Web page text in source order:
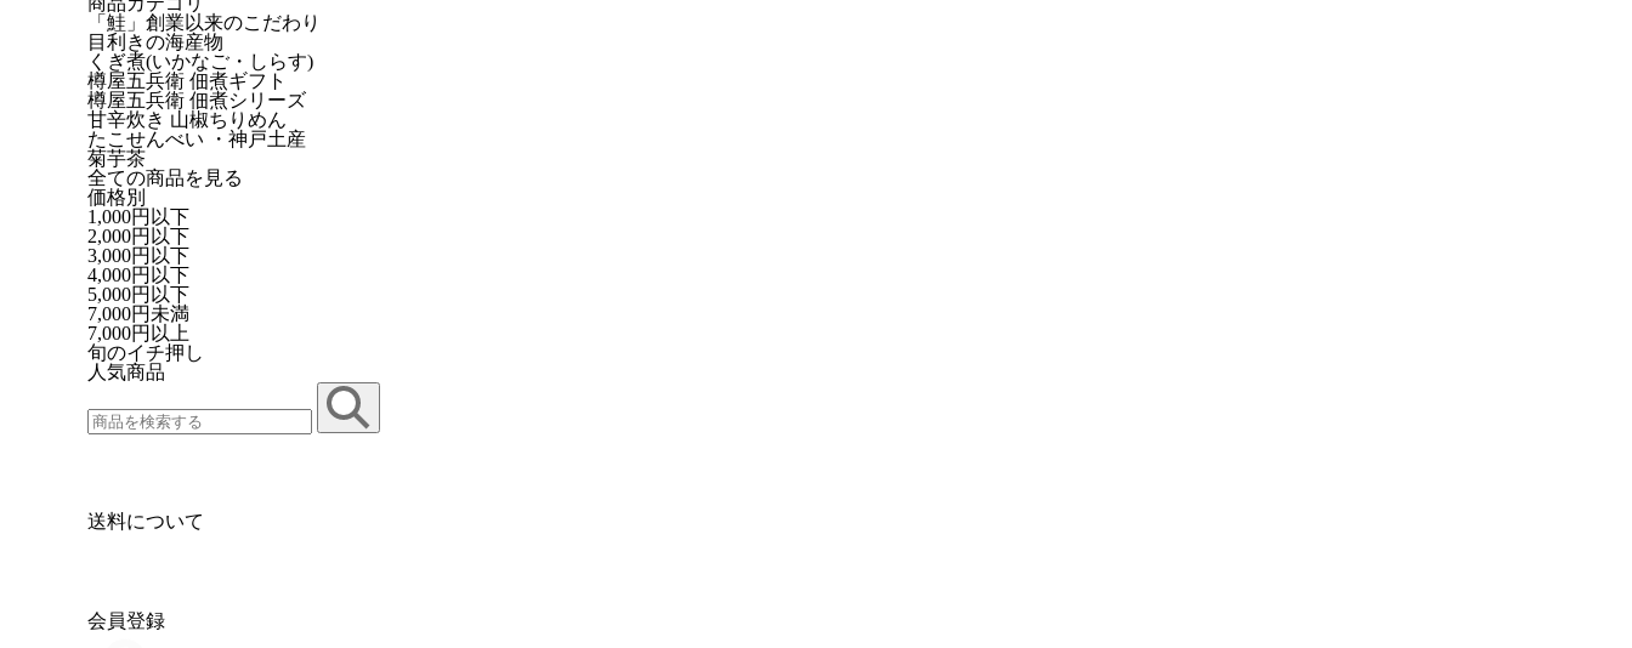
「鮭」創業以来のこだわり
目利きの海産物
くぎ煮(いかなご・しらす)
樽屋五兵衛 佃煮ギフト
樽屋五兵衛 佃煮シリーズ
甘辛炊き 山椒ちりめん
たこせんべい ・神戸土産
菊芋茶
全ての商品を見る
価格別
1,000円以下
2,000円以下
3,000円以下
4,000円以下
5,000円以下
7,000円未満
7,000円以上
旬のイチ押し
人気商品
送料について
会員登録